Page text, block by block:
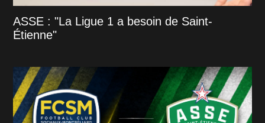
ASSE : "La Ligue 1 a besoin de Saint-
Étienne"